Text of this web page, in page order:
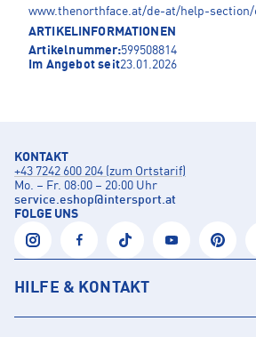
www.thenorthface.at/de-at/help-
ARTIKELINFORMATIONEN
Artikelnummer:599508814
Im Angebot seit23.01.2026
KONTAKT
+43 7242 600 204 (zum Ortstarif)
Mo. – Fr. 08:00 – 20:00 Uhr
service.eshop@intersport.at
FOLGE UNS
HILFE & KONTAKT